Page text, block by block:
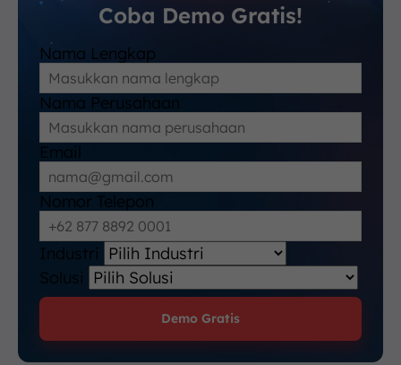
Coba Demo Gratis!
Nama Lengkap
Nama Perusahaan
Email
Nomor Telepon
Industri
Solusi
Demo Gratis